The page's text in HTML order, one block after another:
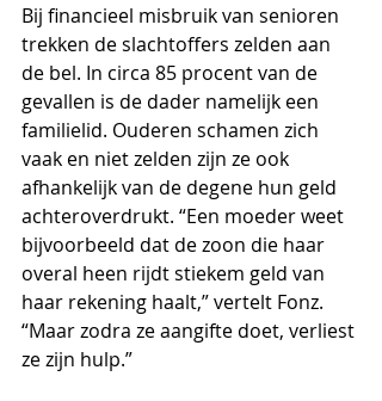
Bij financieel misbruik van senioren
trekken de slachtoffers zelden aan
de bel. In circa 85 procent van de
gevallen is de dader namelijk een
familielid. Ouderen schamen zich
vaak en niet zelden zijn ze ook
afhankelijk van de degene hun geld
achteroverdrukt. “Een moeder weet
bijvoorbeeld dat de zoon die haar
overal heen rijdt stiekem geld van
haar rekening haalt,” vertelt Fonz.
“Maar zodra ze aangifte doet, verliest
ze zijn hulp.”